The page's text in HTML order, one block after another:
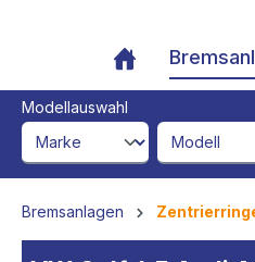
Modellauswahl
brandId
modelId
Bremsanlagen